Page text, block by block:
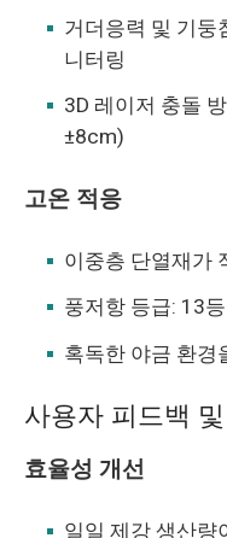
거더응력 및 기둥
니터링
3D 레이저 충돌
±8cm)
고온 적응
이중층 단열재가
풍저항 등급: 13
혹독한 야금 환경
사용자 피드백
효율성 개선
일일 제강 생산량